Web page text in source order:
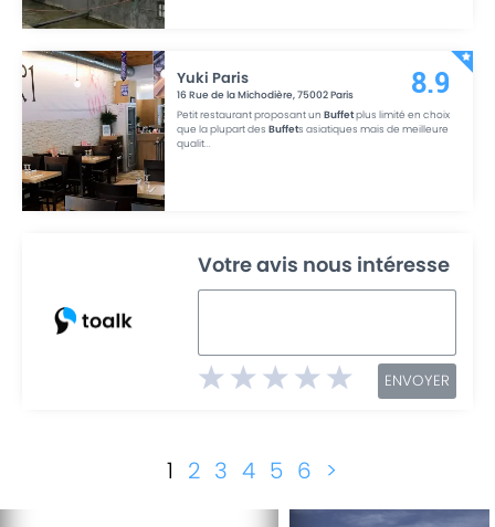
Yuki Paris
16 Rue de la Michodière,75002Paris
Petit restaurant proposant unBuffetplus limité en choix
que la plupart desBuffets asiatiques mais de meilleure
qualit...
8.9
Votre avis nous intéresse
ENVOYER
1 2 3 4 5 6 >